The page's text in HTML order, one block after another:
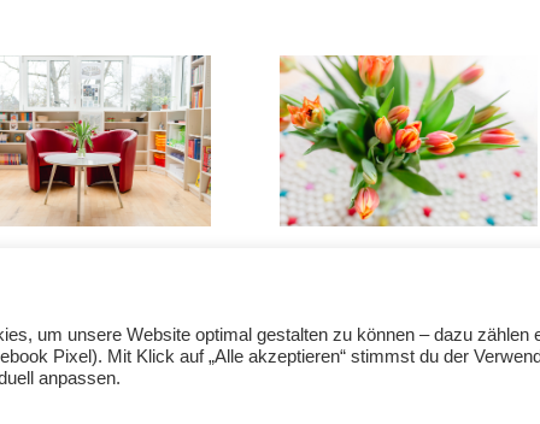
+43 1 911 69 69
um unsere Website optimal gestalten zu können – dazu
Pixel). Mit Klick auf „Alle akzeptieren“ stimmst du der
anpassen.